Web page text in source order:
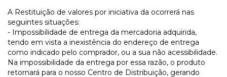
A Restituição de valores por iniciativa da ocorrerá nas
seguintes situações:
- Impossibilidade de entrega da mercadoria adquirida,
tendo em vista a inexistência do endereço de entrega
como indicado pelo comprador, ou a sua não acessibilidade.
Na impossibilidade da entrega por essa razão, o produto
retornará para o nosso Centro de Distribuição, gerando